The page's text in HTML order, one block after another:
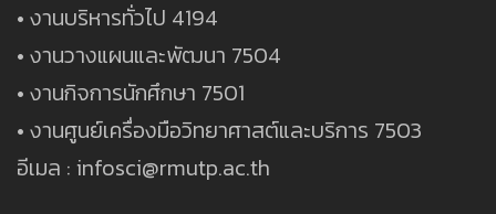
• งานบริหารทั่วไป 4194
• งานวางแผนและพัฒนา 7504
• งานกิจการนักศึกษา 7501
• งานศูนย์เครื่องมือวิทยาศาสต์และบริการ 7503
อีเมล : infosci@rmutp.ac.th